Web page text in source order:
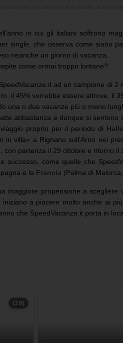
in cui gli italiani soffrono
single, che osserva come siano
neanche un giorno di vacanza.
come ormai troppo lontane?
ad un campione di
il 45% vorrebbe essere altrove, il
una o due vacanze più o meno
abbastanza e dunque si
proprio per il periodo di
in villa» a Rignano sull’Arno nei
partenza il 29 ottobre e ritorno il
successo, come quelle che
e la Francia (Palma di
maggiore propensione a
a piacere molto anche ai
che SpeedVacanze.it porta in
(29)